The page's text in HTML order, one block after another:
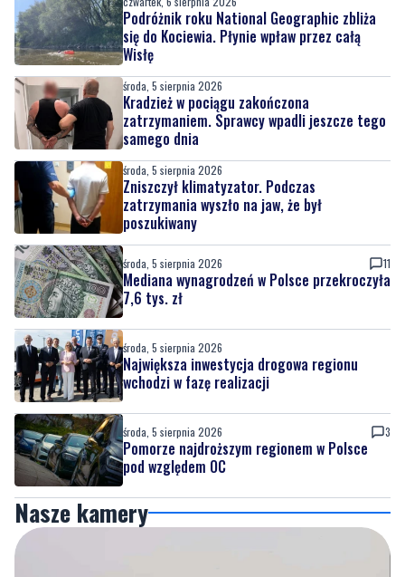
środa, 5 sierpnia 2026
Kradzież w pociągu zakończona
zatrzymaniem. Sprawcy wpadli jeszcze tego
samego dnia
środa, 5 sierpnia 2026
Zniszczył klimatyzator. Podczas
zatrzymania wyszło na jaw, że był
poszukiwany
środa, 5 sierpnia 2026
Mediana wynagrodzeń w Polsce przekroczyła
7,6 tys. zł
środa, 5 sierpnia 2026
Największa inwestycja drogowa regionu
środa, 5 sierpnia 2026
Pomorze najdroższym regionem w Polsce
Nasze kamery